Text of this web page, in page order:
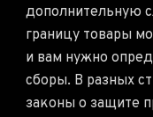
дополнительную
границу товары
и вам нужно
сборы. В разных
законы о защите